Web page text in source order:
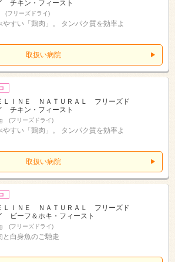
チキン・フィースト
(フリーズドライ)
やすい「鶏肉」。 タンパク質を効率よ
取扱い病院
ＬＩＮＥ ＮＡＴＵＲＡＬ フリーズド
チキン・フィースト
(フリーズドライ)
やすい「鶏肉」。 タンパク質を効率よ
取扱い病院
ＬＩＮＥ ＮＡＴＵＲＡＬ フリーズド
ビーフ＆ホキ・フィースト
(フリーズドライ)
と白身魚のご馳走